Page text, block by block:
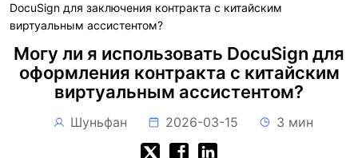
DocuSign для заключения контракта с китайским
виртуальным ассистентом?
Могу ли я использовать DocuSign для
оформления контракта с китайским
виртуальным ассистентом?
Шуньфан 2026-03-15 3 мин